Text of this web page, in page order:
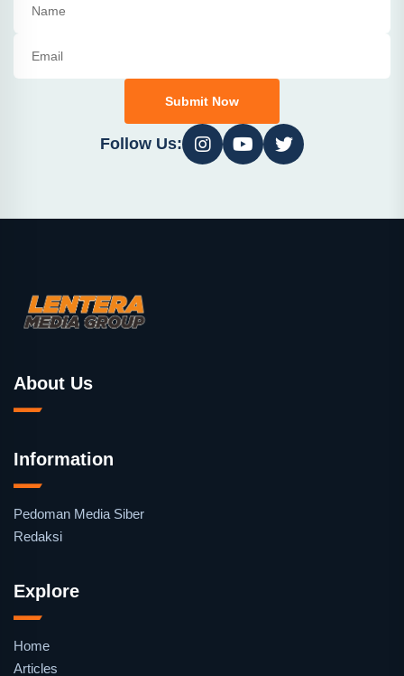
Submit Now
Follow Us:
About Us
Information
Pedoman Media Siber
Redaksi
Explore
Home
Articles